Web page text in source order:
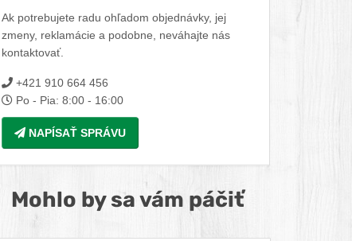
Ak potrebujete radu ohľadom objednávky, jej
zmeny, reklamácie a podobne, neváhajte nás
kontaktovať.
+421 910 664 456
Po - Pia: 8:00 - 16:00
NAPÍSAŤ SPRÁVU
Mohlo by sa vám páčiť